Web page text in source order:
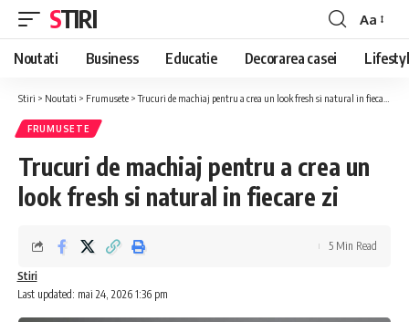
STIRI
Font
Resizer
Aa
Noutati Business Educatie Decorarea casei
Stiri > Noutati > Frumusete >Trucuri de machiaj pentru a crea un look fresh si natural in fiecare zi
FRUMUSETE
Trucuri de machiaj pentru a crea un
look fresh si natural in fiecare zi
Last updated: mai 24, 2026 1:36 pm
Stiri
5 Min Read